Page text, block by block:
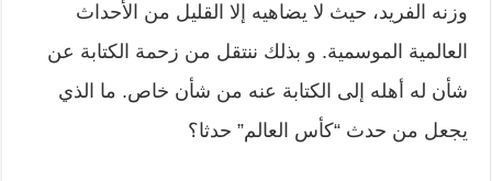
وزنه الفريد، حيث لا يضاهيه إلا القليل من الأحداث
العالمية الموسمية. و بذلك ننتقل من زحمة الكتابة عن
شأن له أهله إلى الكتابة عنه من شأن خاص. ما الذي
يجعل من حدث “كأس العالم” حدثا؟